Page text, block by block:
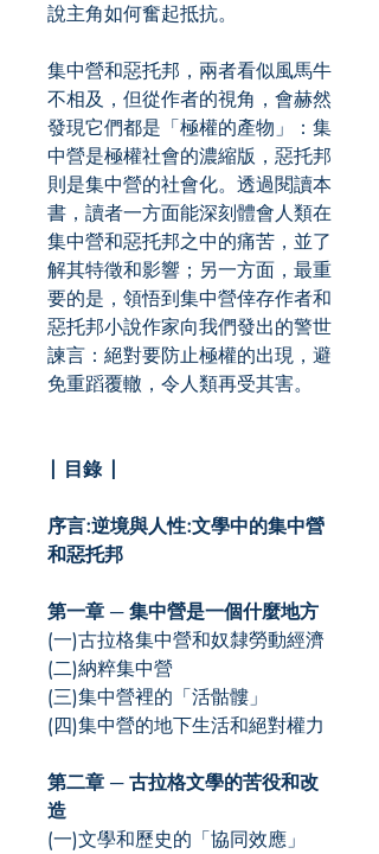
說主角如何奮起抵抗。
集中營和惡托邦，兩者看似風馬牛
不相及，但從作者的視角，會赫然
發現它們都是「極權的產物」：集
中營是極權社會的濃縮版，惡托邦
則是集中營的社會化。透過閱讀本
書，讀者一方面能深刻體會人類在
集中營和惡托邦之中的痛苦，並了
解其特徵和影響；另一方面，最重
要的是，領悟到集中營倖存作者和
惡托邦小說作家向我們發出的警世
諫言：絕對要防止極權的出現，避
免重蹈覆轍，令人類再受其害。
| 目錄 |
序言:逆境與人性:文學中的集中營
和惡托邦
第一章 ─ 集中營是一個什麼地方
(一)古拉格集中營和奴隸勞動經濟
(二)納粹集中營
(三)集中營裡的「活骷髏」
(四)集中營的地下生活和絕對權力
第二章 ─ 古拉格文學的苦役和改
造
(一)文學和歷史的「協同效應」